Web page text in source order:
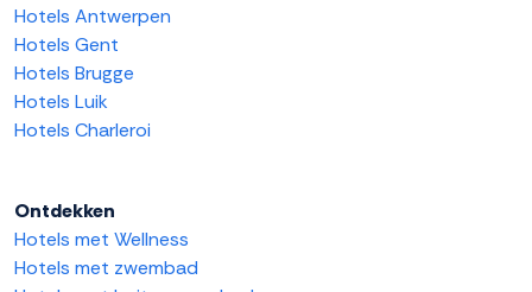
Hotels Antwerpen
Hotels Gent
Hotels Brugge
Hotels Luik
Hotels Charleroi
Ontdekken
Hotels met Wellness
Hotels met zwembad